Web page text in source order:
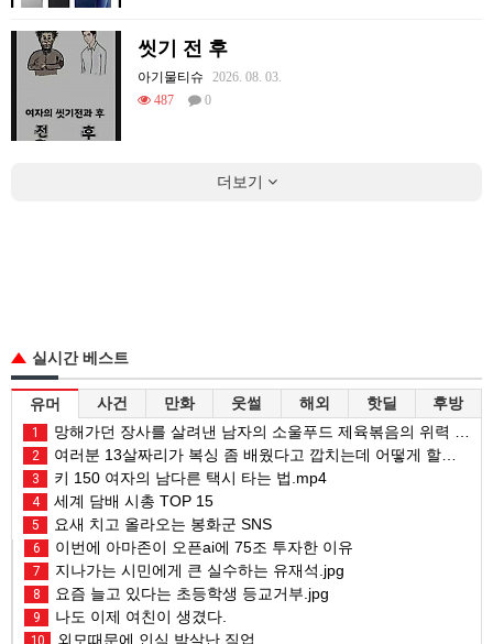
씻기 전 후
아기물티슈
2026. 08. 03.
487
0
더보기
실시간 베스트
유머 사건 만화 웃썰 해외 핫딜 후방
1 망해가던 장사를 살려낸 남자의 소울푸드 제육볶음의 위력 ㅋㅋ
2 여러분 13살짜리가 복싱 좀 배웠다고 깝치는데 어떻게 할까요?
3 키 150 여자의 남다른 택시 타는 법.mp4
4 세계 담배 시총 TOP 15
5 요새 치고 올라오는 봉화군 SNS
6 이번에 아마존이 오픈ai에 75조 투자한 이유
7 지나가는 시민에게 큰 실수하는 유재석.jpg
8 요즘 늘고 있다는 초등학생 등교거부.jpg
9 나도 이제 여친이 생겼다.
10 외모때문에 인식 박살난 직업